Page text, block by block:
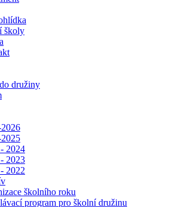
školy
družiny
2024
2023
2022
školního roku
program pro školní družinu